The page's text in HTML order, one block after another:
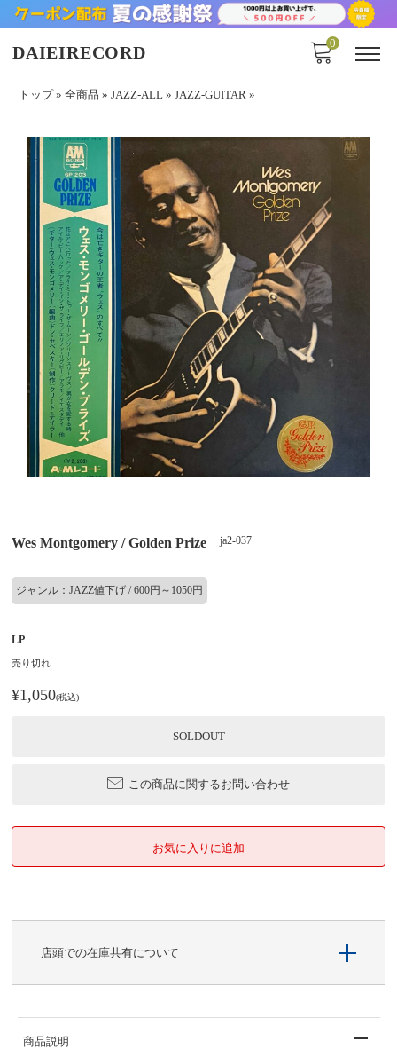
DAIEIRECORD 0
トップ» 全商品 » JAZZ-ALL » JAZZ-GUITAR »
Wes Montgomery / Golden Prize ja2-037
ジャンル：JAZZ値下げ / 600円～1050円
LP
売り切れ
¥1,050(税込)
SOLDOUT
この商品に関するお問い合わせ
店頭での在庫共有について
商品説明